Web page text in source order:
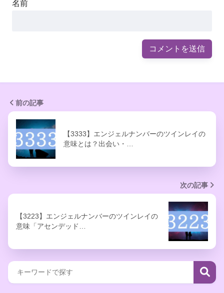
名前
前の記事
【3333】エンジェルナンバーのツインレイの
意味とは？出会い・…
次の記事
【3223】エンジェルナンバーのツインレイの
意味「アセンデッド…